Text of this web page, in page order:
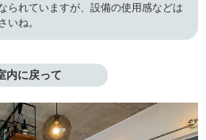
られていますが、設備の使用感などは
いね。
内に戻って